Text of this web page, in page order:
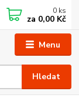
Menu
Hledat
0 ks
za 0,00 Kč